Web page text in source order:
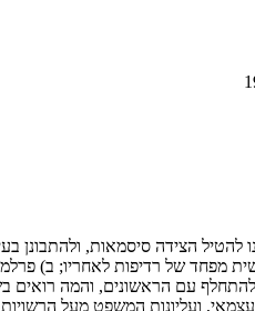
להטיל הצידה סיסמאות,
מפחד של רדיפות לאחריו; ב)
עם הראשונים, והמה רואים
ועליונות המשפט מעל